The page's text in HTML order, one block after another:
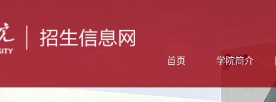
首页 学院简介